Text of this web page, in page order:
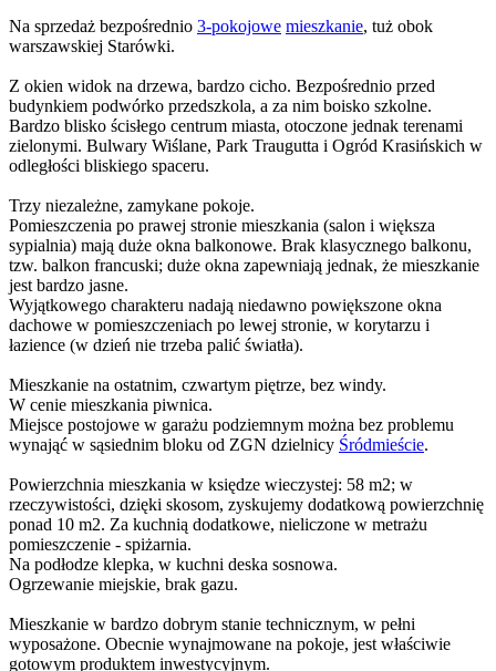
Na sprzedaż bezpośrednio 3-pokojowe mieszkanie, tuż obok
warszawskiej Starówki.
Z okien widok na drzewa, bardzo cicho. Bezpośrednio przed
budynkiem podwórko przedszkola, a za nim boisko szkolne.
Bardzo blisko ścisłego centrum miasta, otoczone jednak terenami
zielonymi. Bulwary Wiślane, Park Traugutta i Ogród Krasińskich w
odległości bliskiego spaceru.
Trzy niezależne, zamykane pokoje.
Pomieszczenia po prawej stronie mieszkania (salon i większa
sypialnia) mają duże okna balkonowe. Brak klasycznego balkonu,
tzw. balkon francuski; duże okna zapewniają jednak, że mieszkanie
jest bardzo jasne.
Wyjątkowego charakteru nadają niedawno powiększone okna
dachowe w pomieszczeniach po lewej stronie, w korytarzu i
łazience (w dzień nie trzeba palić światła).
Mieszkanie na ostatnim, czwartym piętrze, bez windy.
W cenie mieszkania piwnica.
Miejsce postojowe w garażu podziemnym można bez problemu
wynająć w sąsiednim bloku od ZGN dzielnicy Śródmieście.
Powierzchnia mieszkania w księdze wieczystej: 58 m2; w
rzeczywistości, dzięki skosom, zyskujemy dodatkową powierzchnię
ponad 10 m2. Za kuchnią dodatkowe, nieliczone w metrażu
pomieszczenie - spiżarnia.
Na podłodze klepka, w kuchni deska sosnowa.
Ogrzewanie miejskie, brak gazu.
Mieszkanie w bardzo dobrym stanie technicznym, w pełni
wyposażone. Obecnie wynajmowane na pokoje, jest właściwie
gotowym produktem inwestycyjnym.